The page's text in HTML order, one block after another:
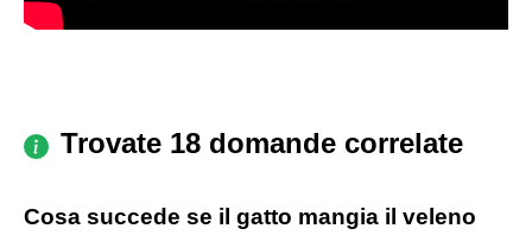
Trovate 18 domande correlate
Cosa succede se il gatto mangia il veleno